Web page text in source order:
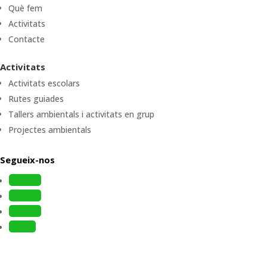
Què fem
Activitats
Contacte
Activitats
Activitats escolars
Rutes guiades
Tallers ambientals i activitats en grup
Projectes ambientals
Segueix-nos
Follow
Follow
Follow
Follow